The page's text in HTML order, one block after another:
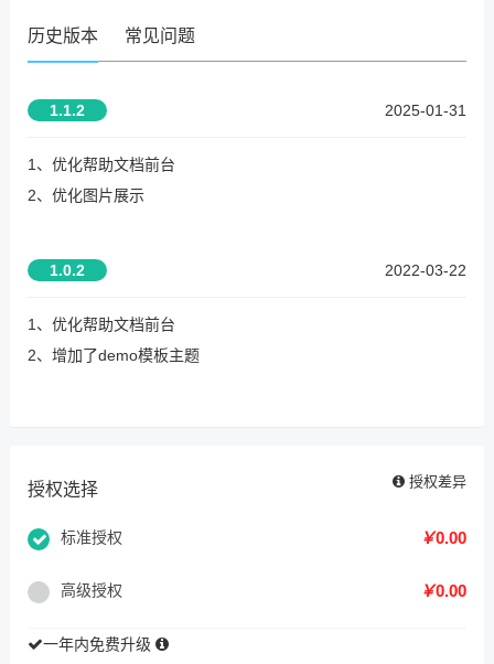
历史版本 常见问题
1.1.2 2025-01-31
1、优化帮助文档前台
2、优化图片展示
1.0.2 2022-03-22
1、优化帮助文档前台
2、增加了demo模板主题
授权选择 授权差异
标准授权 ￥0.00
高级授权 ￥0.00
一年内免费升级